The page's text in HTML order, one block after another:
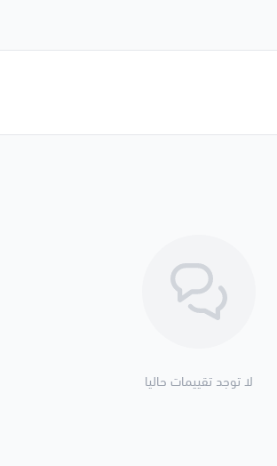
لا توجد تقييمات حاليا